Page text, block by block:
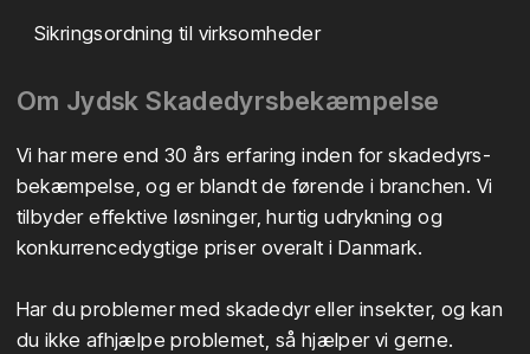
Sikringsordning til virksomheder
​Om Jydsk Skadedyrsbekæmpelse
Vi har mere end 30 års erfaring inden for skadedyrs-
bekæmpelse, og er blandt de førende i branchen. Vi
tilbyder effektive løsninger, hurtig udrykning og
konkurrencedygtige priser overalt i Danmark.
Har du problemer med skadedyr eller insekter, og kan
du ikke afhjælpe problemet, så hjælper vi gerne.